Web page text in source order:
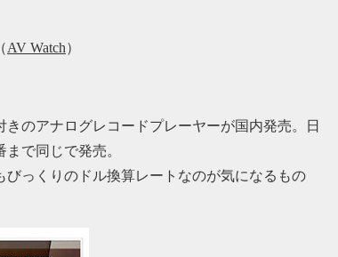
AV Watch）
きのアナログレコードプレーヤーが国内発売。日
で同じで発売。
びっくりのドル換算レートなのが気になるもの